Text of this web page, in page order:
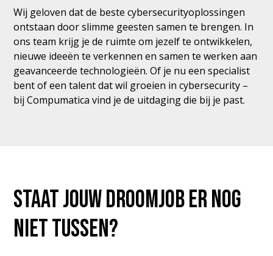
Wij geloven dat de beste cybersecurityoplossingen
ontstaan door slimme geesten samen te brengen. In
ons team krijg je de ruimte om jezelf te ontwikkelen,
nieuwe ideeën te verkennen en samen te werken aan
geavanceerde technologieën. Of je nu een specialist
bent of een talent dat wil groeien in cybersecurity –
bij Compumatica vind je de uitdaging die bij je past.
Staat jouw droomjob er nog
niet tussen?